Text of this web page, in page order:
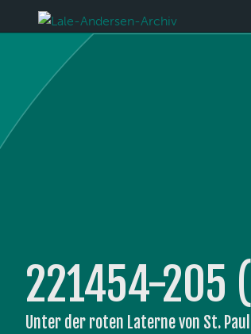
221454-205
Unter der roten Laterne von St.